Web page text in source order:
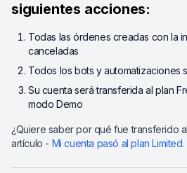
siguientes acciones:
Todas las órdenes creadas con la
canceladas
Todos los bots y automatizaciones
Su cuenta será transferida al plan
modo Demo
¿Quiere saber por qué fue transferido
artículo - Mi cuenta pasó al plan Limited.